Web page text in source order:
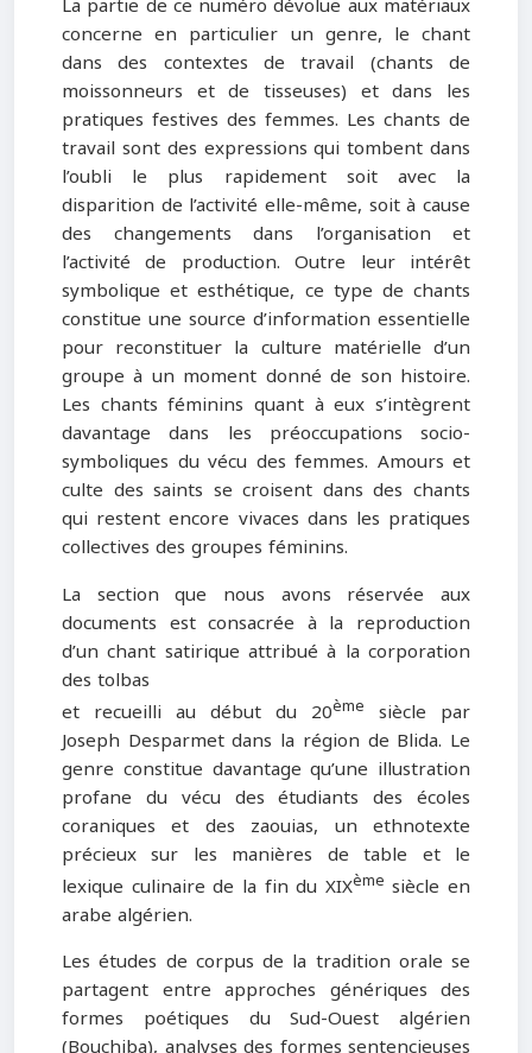
concerne en particulier un genre, le chant
dans des contextes de travail (chants de
moissonneurs et de tisseuses) et dans les
pratiques festives des femmes. Les chants de
travail sont des expressions qui tombent dans
l’oubli le plus rapidement soit avec la
disparition de l’activité elle-même, soit à cause
des changements dans l’organisation et
l’activité de production. Outre leur intérêt
symbolique et esthétique, ce type de chants
constitue une source d’information essentielle
pour reconstituer la culture matérielle d’un
groupe à un moment donné de son histoire.
Les chants féminins quant à eux s’intègrent
davantage dans les préoccupations socio-
symboliques du vécu des femmes. Amours et
culte des saints se croisent dans des chants
qui restent encore vivaces dans les pratiques
collectives des groupes féminins.
La section que nous avons réservée aux
documents est consacrée à la reproduction
d’un chant satirique attribué à la corporation
des tolbas
et recueilli au début du 20ème siècle par
Joseph Desparmet dans la région de Blida. Le
genre constitue davantage qu’une illustration
profane du vécu des étudiants des écoles
coraniques et des zaouias, un ethnotexte
précieux sur les manières de table et le
lexique culinaire de la fin du XIXème siècle en
arabe algérien.
Les études de corpus de la tradition orale se
partagent entre approches génériques des
formes poétiques du Sud-Ouest algérien